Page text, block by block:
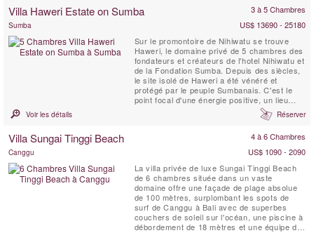
personnel dévoué à plein temps et un chef ...
Villa Haweri Estate on Sumba 3 à 5 Chambres
Sumba
US$ 13690 - 25180
Sur le promontoire de Nihiwatu se trouve
Haweri, le domaine privé de 5 chambres des
fondateurs et créateurs de l'hotel Nihiwatu et
de la Fondation Sumba. Depuis des siècles,
le site isolé de Haweri a été vénéré et
protégé par le peuple Sumbanais. C'est le
point focal d'une énergie positive, un lieu
d'une beauté exceptionnelle qui est entouré
par la mer et la jungle tropicale vierge, une
Voir les détails Réserver
Villa Sungai Tinggi Beach 4 à 6 Chambres
Canggu
US$ 1090 - 2090
La villa privée de luxe Sungai Tinggi Beach
de 6 chambres située dans un vaste
domaine offre une façade de plage absolue
de 100 mètres, surplombant les spots de
surf de Canggu à Bali avec de superbes
couchers de soleil sur l'océan, une piscine à
débordement de 18 mètres et une équipe de